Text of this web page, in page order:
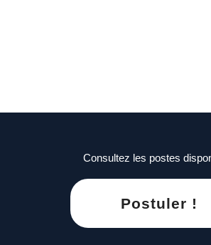
Consultez les postes
Postuler !